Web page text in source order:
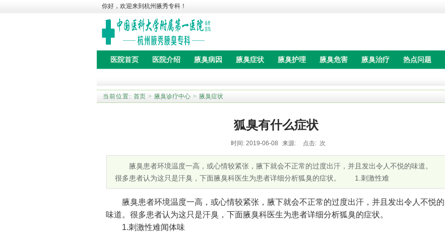
你好，欢迎来到杭州腋秀专科！
医院首页 医院介绍 腋臭病因 腋臭症状 腋臭护理 腋臭危害 腋臭治疗 热点问题
当前位置: 首页 > 腋臭诊疗中心 > 腋臭症状
狐臭有什么症状
时间: 2019-06-08 来源: 点击: 次
腋臭患者环境温度一高，或心情较紧张，腋下就会不正常的过度出汗，并且发出令人不悦的味道。
很多患者认为这只是汗臭，下面腋臭科医生为患者详细分析狐臭的症状。 1.刺激性难
腋臭患者环境温度一高，或心情较紧张，腋下就会不正常的过度出汗，并且发出令人不悦的
味道。很多患者认为这只是汗臭，下面腋臭科医生为患者详细分析狐臭的症状。
1.刺激性难闻体味